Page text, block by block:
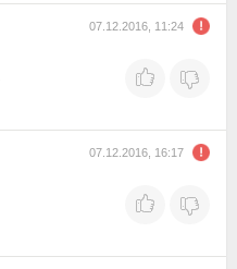
07.12.2016, 11:24
07.12.2016, 16:17